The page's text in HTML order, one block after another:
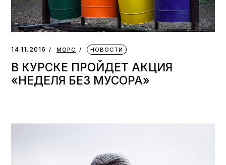
14.11.2016 МОРС НОВОСТИ
В КУРСКЕ ПРОЙДЕТ АКЦИЯ
«НЕДЕЛЯ БЕЗ МУСОРА»